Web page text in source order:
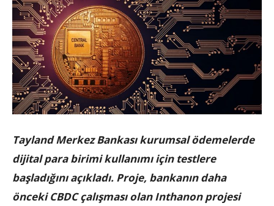
Tayland Merkez Bankası kurumsal ödemelerde
dijital para birimi kullanımı için testlere
başladığını açıkladı. Proje, bankanın daha
önceki CBDC çalışması olan Inthanon projesi